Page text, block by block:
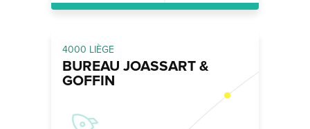
4000 LIÈGE
BUREAU JOASSART &
GOFFIN